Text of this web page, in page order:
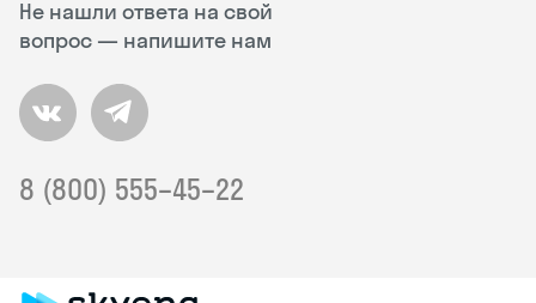
Не нашли ответа на свой
вопрос — напишите нам
8 (800) 555–45–22